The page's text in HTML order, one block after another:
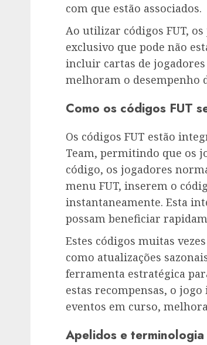
com que estão associados.
Ao utilizar códigos FUT,
exclusivo que pode não
incluir cartas de
melhoram o desempenho
Como os códigos FUT
Os códigos FUT estão
Team, permitindo que os
código, os jogadores
menu FUT, inserem o
instantaneamente. Esta
possam beneficiar
Estes códigos muitas
como atualizações
ferramenta estratégica
estas recompensas, o
eventos em curso,
Apelidos e terminologia